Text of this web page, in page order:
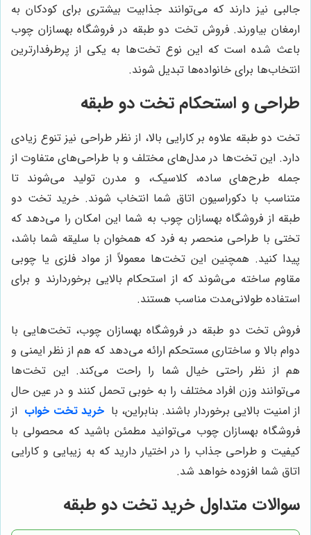
جالبی نیز دارند که می‌توانند جذابیت بیشتری برای کودکان به
ارمغان بیاورند. فروش تخت دو طبقه در فروشگاه بهسازان چوب
باعث شده است که این نوع تخت‌ها به یکی از پرطرفدارترین
انتخاب‌ها برای خانواده‌ها تبدیل شوند.
طراحی و استحکام تخت دو طبقه
تخت دو طبقه علاوه بر کارایی بالا، از نظر طراحی نیز تنوع زیادی
دارد. این تخت‌ها در مدل‌های مختلف و با طراحی‌های متفاوت از
جمله طرح‌های ساده، کلاسیک، و مدرن تولید می‌شوند تا
متناسب با دکوراسیون اتاق شما انتخاب شوند. خرید تخت دو
طبقه از فروشگاه بهسازان چوب به شما این امکان را می‌دهد که
تختی با طراحی منحصر به فرد که همخوان با سلیقه شما باشد،
پیدا کنید. همچنین این تخت‌ها معمولاً از مواد فلزی یا چوبی
مقاوم ساخته می‌شوند که از استحکام بالایی برخوردارند و برای
استفاده طولانی‌مدت مناسب هستند.
فروش تخت دو طبقه در فروشگاه بهسازان چوب، تخت‌هایی با
دوام بالا و ساختاری مستحکم ارائه می‌دهد که هم از نظر ایمنی و
هم از نظر راحتی خیال شما را راحت می‌کند. این تخت‌ها
می‌توانند وزن افراد مختلف را به خوبی تحمل کنند و در عین حال
از امنیت بالایی برخوردار باشند. بنابراین، با خرید تخت خواب از
فروشگاه بهسازان چوب می‌توانید مطمئن باشید که محصولی با
کیفیت و طراحی جذاب را در اختیار دارید که به زیبایی و کارایی
اتاق شما افزوده خواهد شد.
سوالات متداول خرید تخت دو طبقه